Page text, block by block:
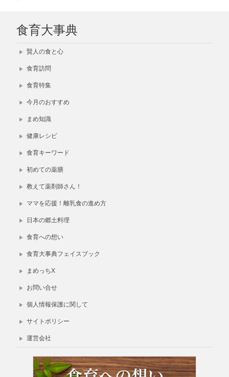
食育大事典
賢人の食と心
食育訪問
食育特集
今月のおすすめ
まめ知識
健康レシピ
食育キーワード
初めての薬膳
教えて薬剤師さん！
ママを応援！離乳食の進め方
日本の郷土料理
食育への想い
食育大事典フェイスブック
まめっちX
お問い合せ
個人情報保護に関して
サイトポリシー
運営会社